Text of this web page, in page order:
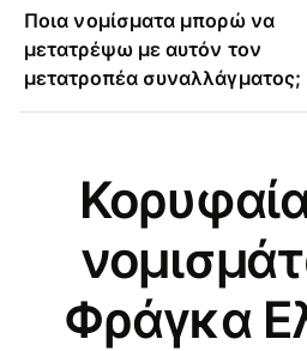
Ποια νομίσματα μπορώ να
μετατρέψω με αυτόν τον
μετατροπέα συναλλάγματος;
Φράγκα